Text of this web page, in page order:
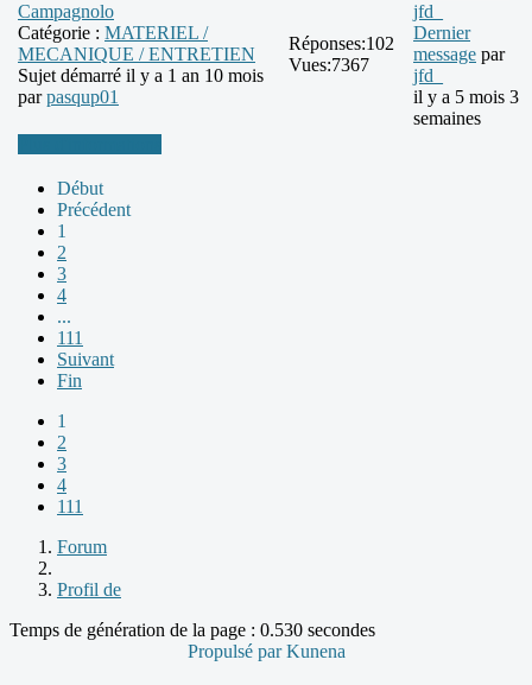
Campagnolo
Catégorie : MATERIEL /
MECANIQUE / ENTRETIEN
Sujet démarré il y a 1 an 10 mois
parpasqup01
Réponses:102
Vues:7367
Dernier
message par
jfd_
il y a 5 mois 3
semaines
Début
Précédent
1
2
3
4
...
111
Suivant
Fin
1
2
3
4
111
Forum
Profil de
Temps de génération de la page : 0.530 secondes
Propulsé parKunena